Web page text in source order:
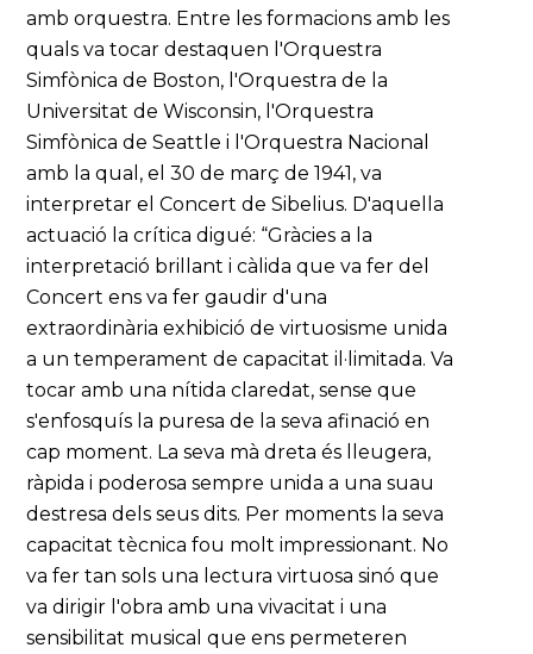
amb orquestra. Entre les formacions amb les
quals va tocar destaquen l'Orquestra
Simfònica de Boston, l'Orquestra de la
Universitat de Wisconsin, l'Orquestra
Simfònica de Seattle i l'Orquestra Nacional
amb la qual, el 30 de març de 1941, va
interpretar el Concert de Sibelius. D'aquella
actuació la crítica digué: “Gràcies a la
interpretació brillant i càlida que va fer del
Concert ens va fer gaudir d'una
extraordinària exhibició de virtuosisme unida
a un temperament de capacitat il·limitada. Va
tocar amb una nítida claredat, sense que
s'enfosquís la puresa de la seva afinació en
cap moment. La seva mà dreta és lleugera,
ràpida i poderosa sempre unida a una suau
destresa dels seus dits. Per moments la seva
capacitat tècnica fou molt impressionant. No
va fer tan sols una lectura virtuosa sinó que
va dirigir l'obra amb una vivacitat i una
sensibilitat musical que ens permeteren